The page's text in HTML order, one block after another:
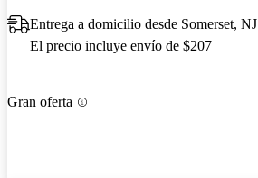
Entrega a domicilio desde Somerset, NJ
El precio incluye envío de $207
Gran oferta